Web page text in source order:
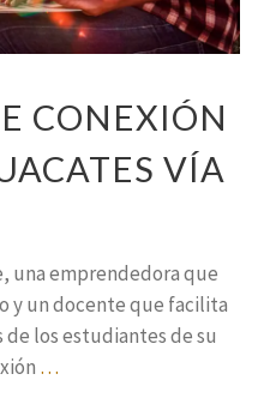
CONEXIÓN
VÍA
una emprendedora que
y un docente que facilita
de los estudiantes de su
…